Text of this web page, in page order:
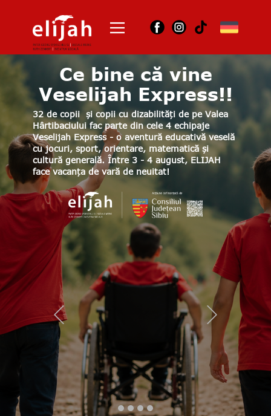
Unde suntem
Orchestra
Dansul corbilor
Contact
Joburi
Arhiva
Excelența Voastră,
vă mulțumim
pentru vizită!
Întâlnirea dintreExcelența Sa, Doamna Ulla
Krauss-Nussbaumer, Ambasadorul Extraordinar
și Plenipotențiar al Republicii Austria în
România, și copiii ELIJAH nu putea fi altfel
decât emoționantă. A fost o întâlnire firească
între două lumi legate de aceeași limbă
universală: muzica. Austria, țara lui Mozart,
Strauss, Haydn, Schubert și Mahler, are o
tradiție culturală impresionantă, iar pentru
tinerii noștri muzicieni a fost o bucurie și o
onoare să primească aplauzele reprezentanților
săi.
Previous Next